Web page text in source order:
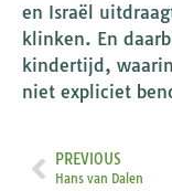
en Israël
klinken. En
kindertijd,
niet expliciet
PREVIOUS
Hans van Dalen